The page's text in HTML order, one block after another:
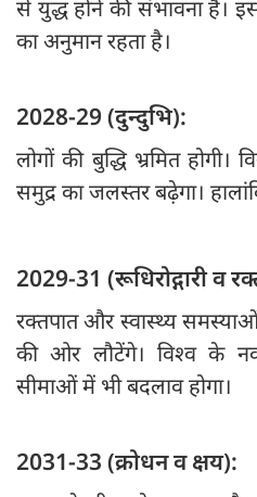
से युद्ध होने की संभावना है।
का अनुमान रहता है।
2028-29 (दुन्दुभि):
लोगों की बुद्धि भ्रमित
समुद्र का जलस्तर बढ़ेगा।
2029-31 (रूधिरोद्गारी व
रक्तपात और स्वास्थ्य
की ओर लौटेंगे। विश्व के
सीमाओं में भी बदलाव होगा।
2031-33 (क्रोधन व क्षय):